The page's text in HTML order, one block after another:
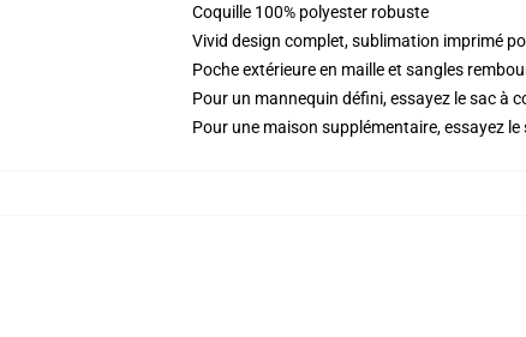
Coquille 100% polyester robuste
Vivid design complet, sublimation imprimé
Poche extérieure en maille et sangles
Pour un mannequin défini, essayez le sac à
Pour une maison supplémentaire, essayez